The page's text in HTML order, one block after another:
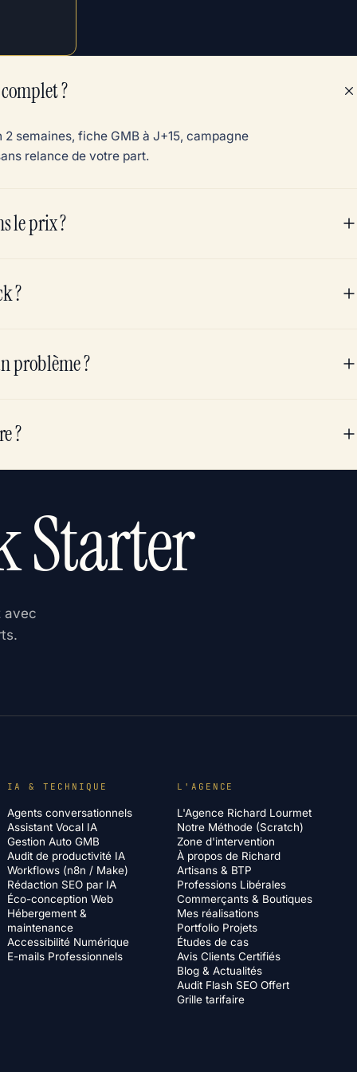
?
semaines, fiche GMB à J+15, campagne
relance de votre part.
le prix ?
?
problème ?
?
Starter
avec
IA & TECHNIQUE
Agents conversationnels
Assistant Vocal IA
Gestion Auto GMB
Audit de productivité IA
Workflows (n8n / Make)
Rédaction SEO par IA
Éco-conception Web
Hébergement &
maintenance
Accessibilité Numérique
E-mails Professionnels
L'AGENCE
L'Agence Richard Lourmet
Notre Méthode (Scratch)
Zone d'intervention
À propos de Richard
Artisans & BTP
Professions Libérales
Commerçants & Boutiques
Mes réalisations
Portfolio Projets
Études de cas
Avis Clients Certifiés
Blog & Actualités
Audit Flash SEO Offert
Grille tarifaire